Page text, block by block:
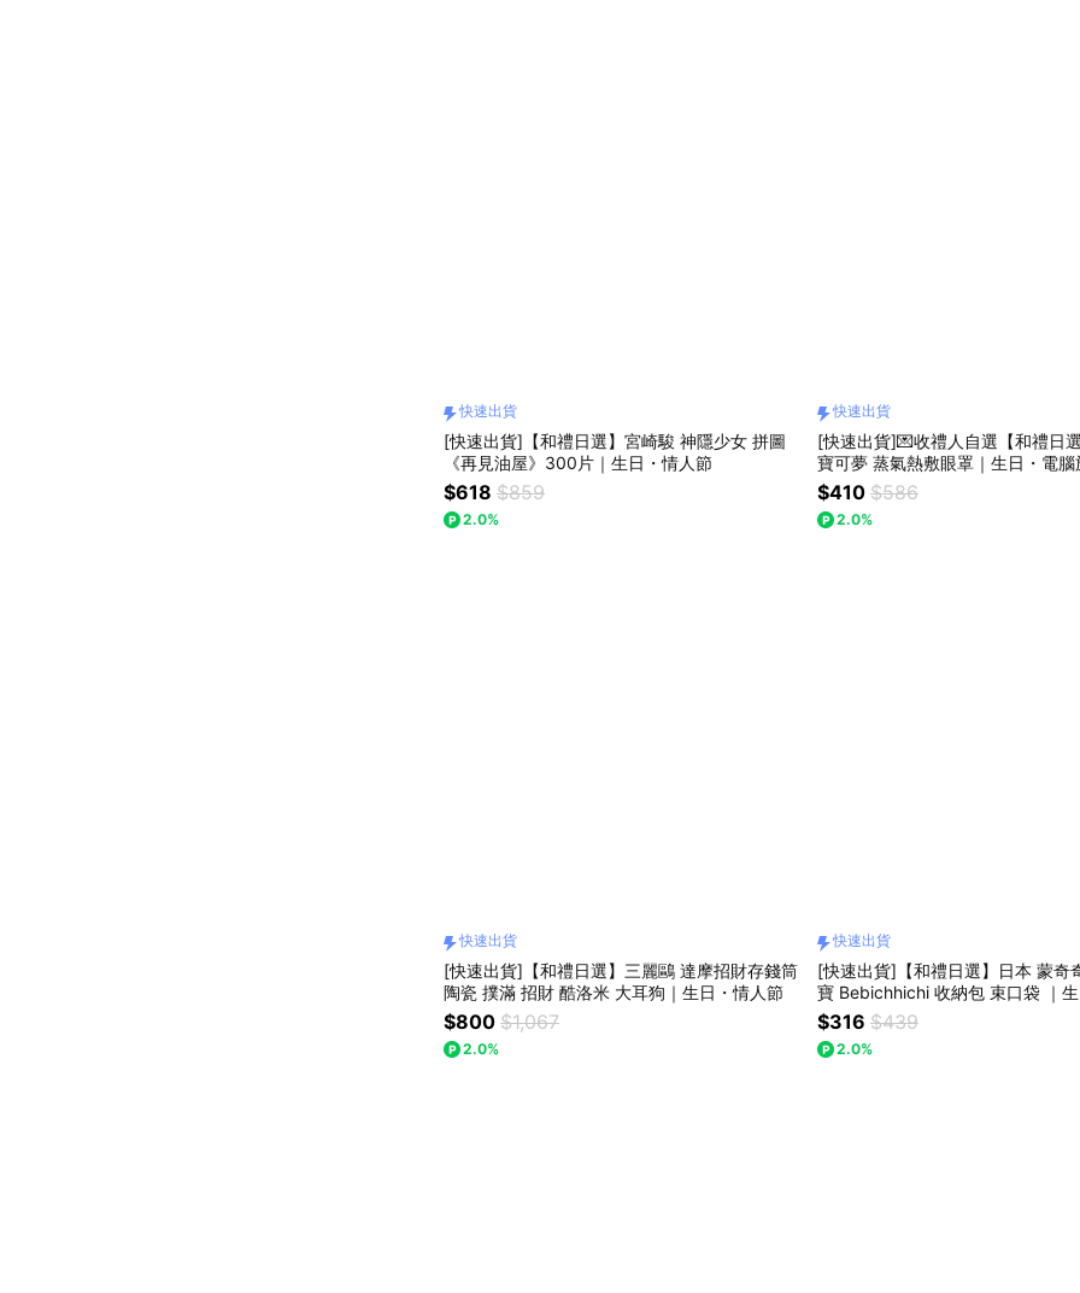
快速出貨
[快速出貨]【和禮日選】宮崎駿 神隱少女 拼圖
《再見油屋》300片｜生日・情人節
$618 $859
2.0%
快速出貨
[快速出貨]💌收禮人自選【和禮日
寶可夢 蒸氣熱敷眼罩｜生日・電腦
神器
$410 $586
2.0%
快速出貨
[快速出貨]【和禮日選】三麗鷗 達摩招財存錢筒
陶瓷 撲滿 招財 酷洛米 大耳狗｜生日・情人節
$800 $1,067
2.0%
快速出貨
[快速出貨]【和禮日選】日本 蒙奇
寶 Bebichhichi 收納包 束口袋 ｜生
送禮
$316 $439
2.0%